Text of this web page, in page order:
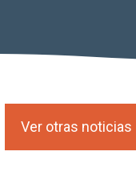
Ver otras noticias